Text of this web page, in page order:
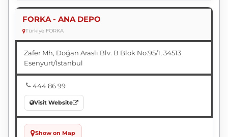
FORKA - ANA DEPO
Türkiye•FORKA
Zafer Mh, Doğan Araslı Blv. B Blok No:95/1, 34513
Esenyurt/İstanbul
444 86 99
Visit Website
Show on Map